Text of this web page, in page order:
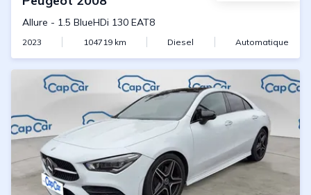
Allure - 1.5 BlueHDi 130 EAT8
2023 104719km Diesel Automatique